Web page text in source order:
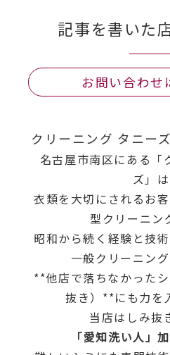
記事を書いた
お問い合わせ
クリーニング タニーズ
名古屋市南区にある「
ズ」は
衣類を大切にされるお
型クリーニン
昭和から続く経験と技
一般クリーニング
**他店で落ちなかった
抜き）**にも力を
当店はしみ抜
「愛知洗い人」